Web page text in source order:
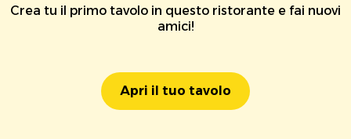
Crea tu il primo tavolo in questo ristorante e fai nuovi
amici!
Apri il tuo tavolo